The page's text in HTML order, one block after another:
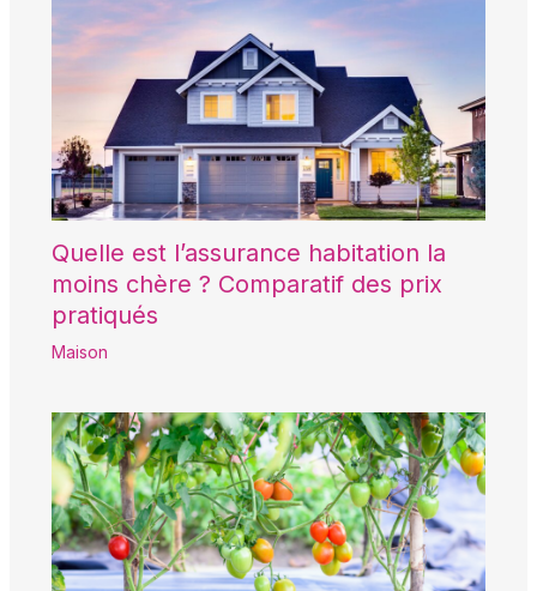
Quelle est l’assurance habitation la
moins chère ? Comparatif des prix
pratiqués
Maison